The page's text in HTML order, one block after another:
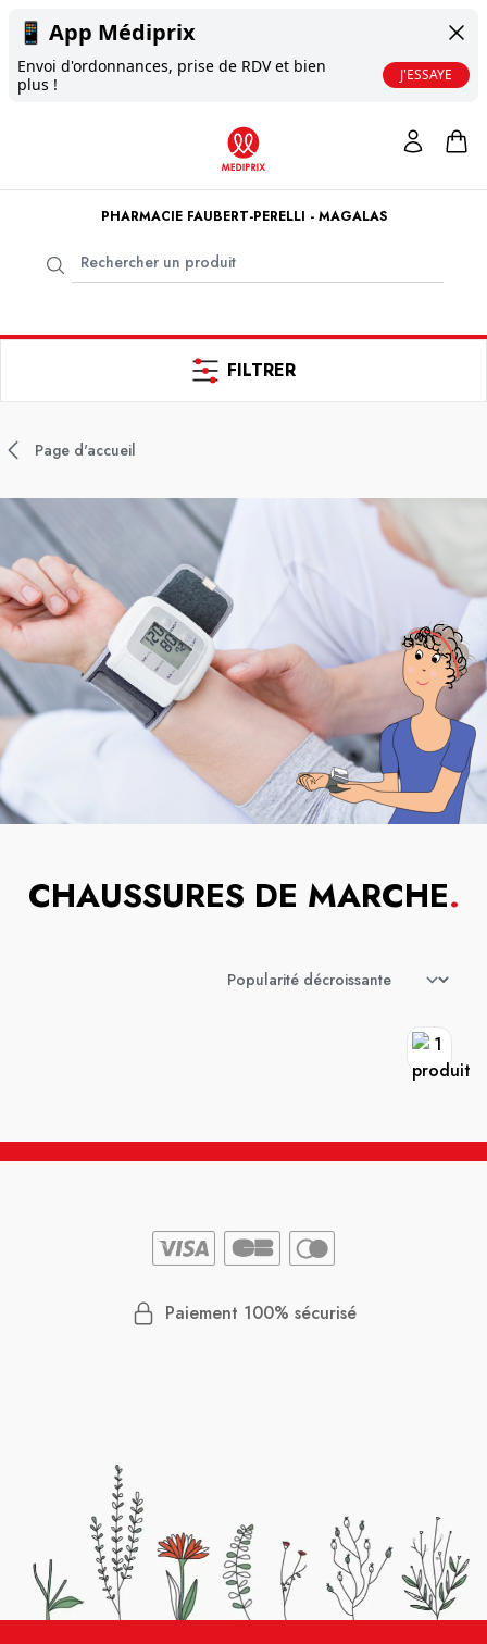
📱 App Médiprix
Envoi d'ordonnances, prise de RDV et bien
plus !
J'ESSAYE
PHARMACIE FAUBERT-PERELLI - MAGALAS
FILTRER
Page d'accueil
CHAUSSURES DE MARCHE.
Paiement 100% sécurisé